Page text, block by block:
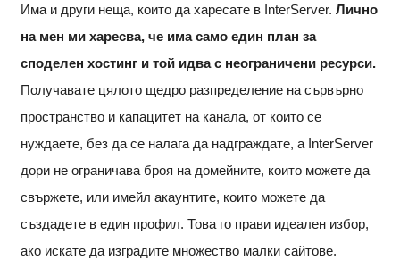
Има и други неща, които да харесате в InterServer. Лично
на мен ми харесва, че има само един план за
споделен хостинг и той идва с неограничени ресурси.
Получавате цялото щедро разпределение на сървърно
пространство и капацитет на канала, от които се
нуждаете, без да се налага да надграждате, а InterServer
дори не ограничава броя на домейните, които можете да
свържете, или имейл акаунтите, които можете да
създадете в един профил. Това го прави идеален избор,
ако искате да изградите множество малки сайтове.